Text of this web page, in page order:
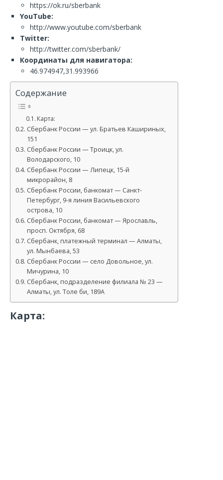
https://ok.ru/sberbank
YouTube:
http://www.youtube.com/sberbank
Twitter:
http://twitter.com/sberbank/
Координаты для навигатора:
46.974947,31.993966
Содержание
Карта:
Сбербанк России — ул. Братьев Кашириных,
151
Сбербанк России — Троицк, ул.
Володарского, 10
Сбербанк России — Липецк, 15-й
микрорайон, 8
Сбербанк России, банкомат — Санкт-
Петербург, 9-я линия Васильевского
острова, 10
Сбербанк России, банкомат — Ярославль,
просп. Октября, 68
Сбербанк, платежный терминал — Алматы,
ул. Мынбаева, 53
Сбербанк России — село Довольное, ул.
Мичурина, 10
Сбербанк, подразделение филиала № 23 —
Алматы, ул. Толе би, 189А
Карта: